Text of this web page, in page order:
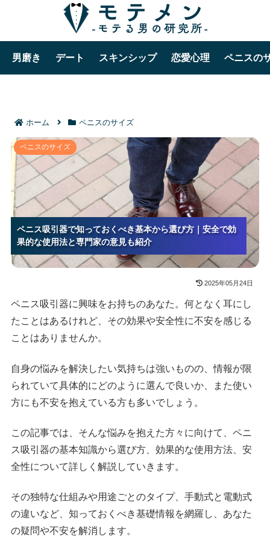
男磨き デート スキンシップ 恋愛心理 ペニスの
ホーム ペニスのサイズ
ペニス吸引器で知っておくべき基本から選び方｜安全
で効果的な使用法と専門家の意見も紹介
ペニス吸引器で知っておくべき基本から選び方｜安全で効
果的な使用法と専門家の意見も紹介
ペニス吸引器で知っておくべき基本から選び方｜安全で効
果的な使用法と専門家の意見も紹介
ペニス吸引器で知っておくべき基本から選び方｜安全で効
果的な使用法と専門家の意見も紹介
ペニスのサイズ
2025年05月24日
ペニス吸引器に興味をお持ちのあなた。何となく耳にし
たことはあるけれど、その効果や安全性に不安を感じる
ことはありませんか。
自身の悩みを解決したい気持ちは強いものの、情報が限
られていて具体的にどのように選んで良いか、また使い
方にも不安を抱えている方も多いでしょう。
この記事では、そんな悩みを抱えた方々に向けて、ペニ
ス吸引器の基本知識から選び方、効果的な使用方法、安
全性について詳しく解説していきます。
その独特な仕組みや用途ごとのタイプ、手動式と電動式
の違いなど、知っておくべき基礎情報を網羅し、あなた
の疑問や不安を解消します。